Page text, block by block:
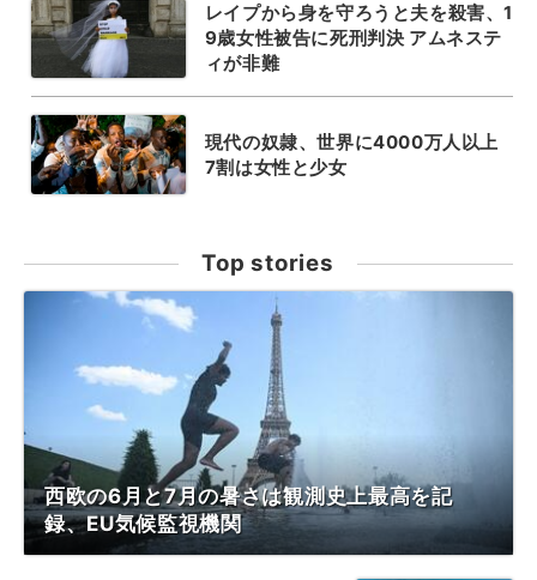
レイプから身を守ろうと夫を殺害、1
9歳女性被告に死刑判決 アムネステ
ィが非難
現代の奴隷、世界に4000万人以上
7割は女性と少女
Top stories
西欧の6月と7月の暑さは観測史上最高を記
録、EU気候監視機関